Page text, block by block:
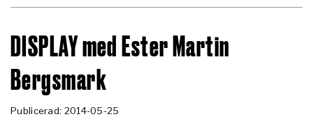
DISPLAY med Ester Martin
Bergsmark
Publicerad: 2014-05-25